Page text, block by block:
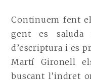
Continuem fent
gent es saluda
d’escriptura i es
Martí Gironell
buscant l’indret